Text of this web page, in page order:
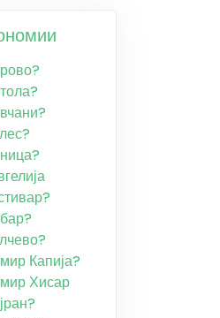
Капија?
Хисар